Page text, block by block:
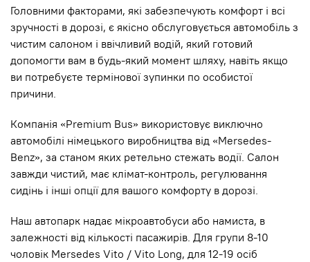
Головними факторами, які забезпечують комфорт і всі
зручності в дорозі, є якісно обслуговується автомобіль з
чистим салоном і ввічливий водій, який готовий
допомогти вам в будь-який момент шляху, навіть якщо
ви потребуєте термінової зупинки по особистої
причини.
Компанія «Premium Bus» використовує виключно
автомобілі німецького виробництва від «Mersedes-
Benz», за станом яких ретельно стежать водії. Салон
завжди чистий, має клімат-контроль, регулювання
сидінь і інші опції для вашого комфорту в дорозі.
Наш автопарк надає мікроавтобуси або намиста, в
залежності від кількості пасажирів. Для групи 8-10
чоловік Mersedes Vito / Vito Long, для 12-19 осіб